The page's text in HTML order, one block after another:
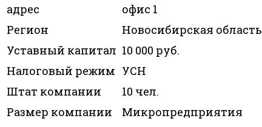
адрес
офис 1
Регион
Новосибирская область
Уставный капитал 10 000 руб.
Налоговый режим УСН
Штат компании
10 чел.
Размер компании
Микропредприятия